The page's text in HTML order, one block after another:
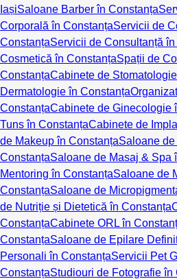
IașiSaloane Barber în Constanța
Corporală în ConstanțaServicii de
ConstanțaServicii de Consultanță
Cosmetică în ConstanțaSpații de
ConstanțaCabinete de
Dermatologie în Constanța
ConstanțaCabinete de Ginecologie
Tuns în ConstanțaCabinete de
de Makeup în ConstanțaSaloane
ConstanțaSaloane de Masaj & Spa
Mentoring în ConstanțaSaloane de
ConstanțaSaloane de
de Nutriție și Dietetică în Constanța
ConstanțaCabinete ORL în
ConstanțaSaloane de Epilare
Personali în ConstanțaServicii Pet
ConstanțaStudiouri de Fotografie în